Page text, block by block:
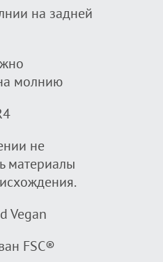
на задней
молнию
не
материалы
Vegan
FSC®